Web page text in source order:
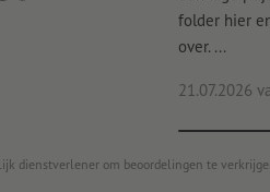
folder hier
over. ...
21.07.2026
dienstverlener om beoordelingen te